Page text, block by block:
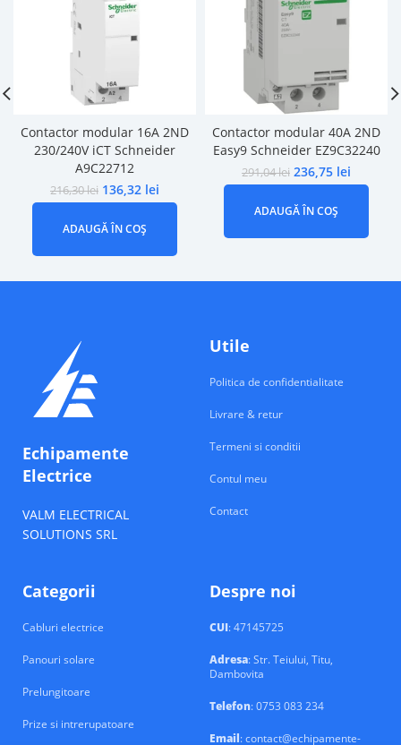
Contactor modular 16A 2ND
230/240V iCT Schneider
A9C22712
216,30lei 136,32 lei
ADAUGĂ ÎN COȘ
Contactor modular 40A 2ND
Easy9 Schneider EZ9C32240
291,04lei 236,75 lei
ADAUGĂ ÎN COȘ
Echipamente
Electrice
VALM ELECTRICAL
SOLUTIONS SRL
Utile
Politica de confidentialitate
Livrare & retur
Termeni si conditii
Contul meu
Contact
Categorii
Cabluri electrice
Panouri solare
Prelungitoare
Prize si intrerupatoare
Despre noi
CUI: 47145725
Adresa: Str. Teiului, Titu,
Dambovita
Telefon: 0753 083 234
Email: contact@echipamente-